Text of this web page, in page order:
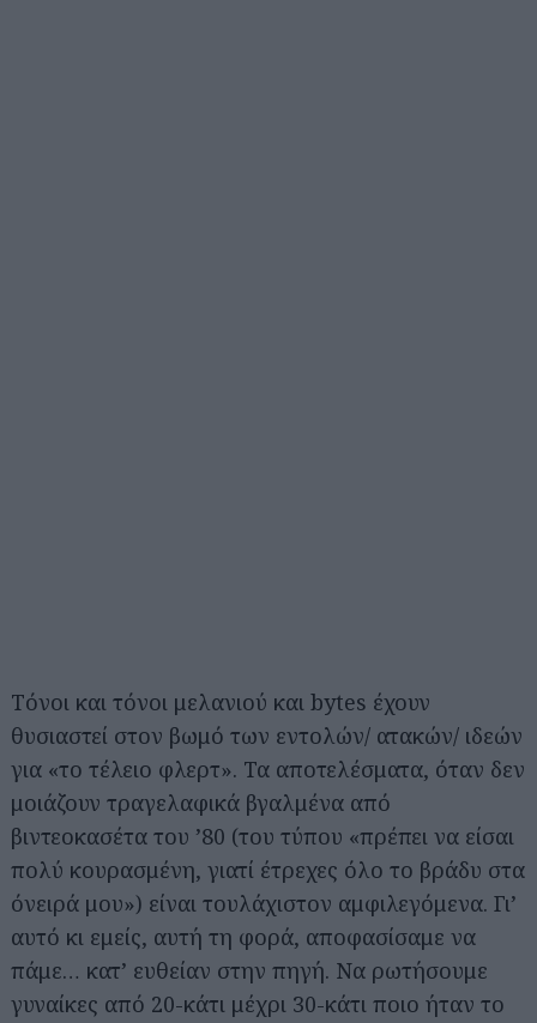
Τόνοι και τόνοι μελανιού και bytes έχουν
θυσιαστεί στον βωμό των εντολών/ ατακών/ ιδεών
για «το τέλειο φλερτ». Τα αποτελέσματα, όταν δεν
μοιάζουν τραγελαφικά βγαλμένα από
βιντεοκασέτα του ’80 (του τύπου «πρέπει να είσαι
πολύ κουρασμένη, γιατί έτρεχες όλο το βράδυ στα
όνειρά μου») είναι τουλάχιστον αμφιλεγόμενα. Γι’
αυτό κι εμείς, αυτή τη φορά, αποφασίσαμε να
πάμε… κατ’ ευθείαν στην πηγή. Να ρωτήσουμε
γυναίκες από 20-κάτι μέχρι 30-κάτι ποιο ήταν το